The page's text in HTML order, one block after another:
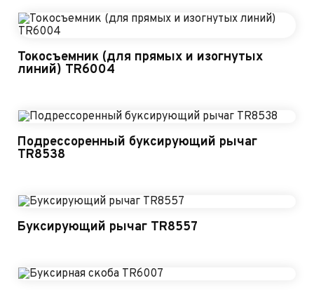
Токосъемник (для прямых и изогнутых
линий) TR6004
Подрессоренный буксирующий рычаг
TR8538
Буксирующий рычаг TR8557